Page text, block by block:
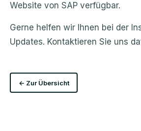
Website von SAP verfügbar.
Gerne helfen wir Ihnen bei der
Updates. Kontaktieren Sie uns
← Zur Übersicht